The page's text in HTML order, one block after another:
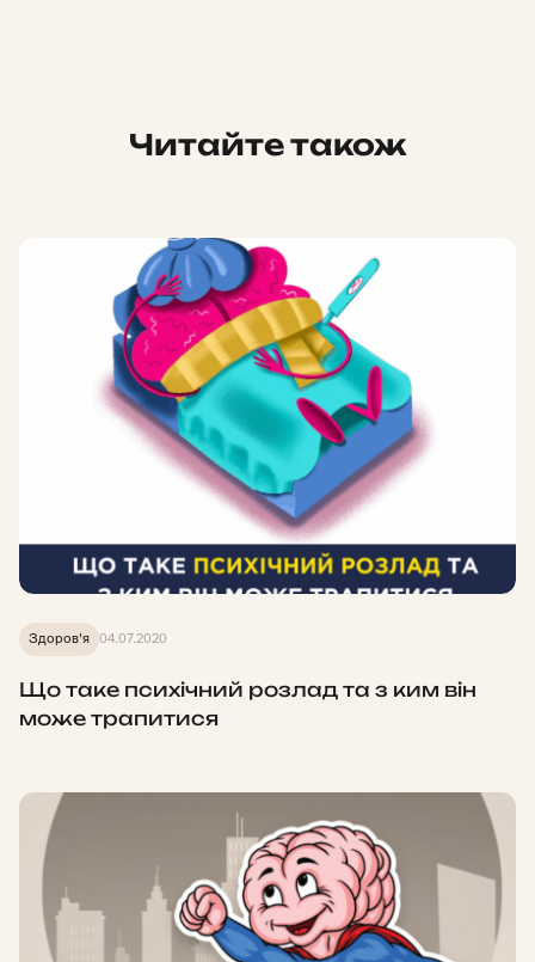
Читайте також
Здоров'я 04.07.2020
Що таке психічний розлад та з ким він
може трапитися